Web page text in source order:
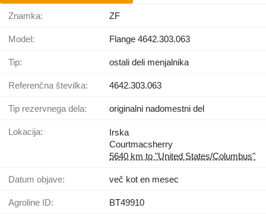
Znamka: ZF
Model: Flange 4642.303.063
Tip: ostali deli menjalnika
Referenčna številka: 4642.303.063
Tip rezervnega dela: originalni nadomestni del
Lokacija:
Irska
Courtmacsherry
5640 km to "United States/Columbus"
Datum objave: več kot en mesec
Agroline ID: BT49910